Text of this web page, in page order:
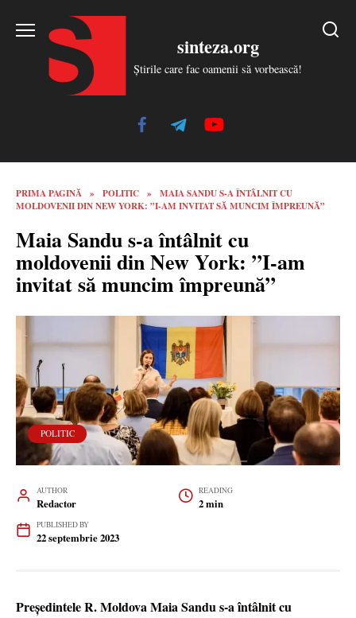
sinteza.org
Știrile care fac oamenii să vorbească!
PRIMA PAGINĂ » POLITIC »
MAIA SANDU S-A ÎNTÂLNIT CU
MOLDOVENII DIN NEW YORK: ”I-AM INVITAT SĂ MUNCIM ÎMPREUNĂ”
Maia Sandu s-a întâlnit cu
moldovenii din New York: ”I-am
invitat să muncim împreună”
POLITIC
AUTHOR
Redactor
READING
2 min
PUBLISHED BY
22 septembrie 2023
Președintele R. Moldova Maia Sandu s-a întâlnit cu